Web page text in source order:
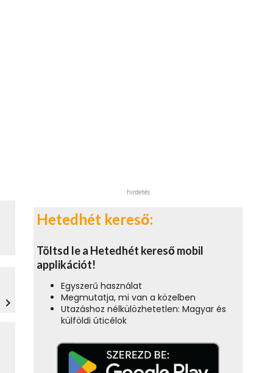
navigate_next
hirdetés
Hetedhét kereső:
Töltsd le a Hetedhét kereső mobil
applikációt!
Egyszerű használat
Megmutatja, mi van a közelben
Utazáshoz nélkülözhetetlen: Magyar és
külföldi úticélok